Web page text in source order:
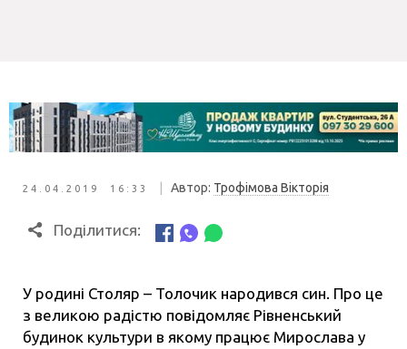
24.04.2019 16:33 Автор: Трофімова Вікторія
Поділитися:
У родині Столяр – Толочик народився син. Про це
з великою радістю повідомляє Рівненський
будинок культури в якому працює Мирослава у